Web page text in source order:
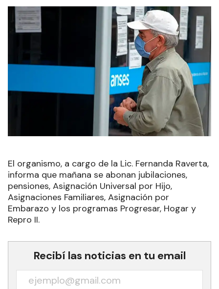
El organismo, a cargo de la Lic. Fernanda Raverta,
informa que mañana se abonan jubilaciones,
pensiones, Asignación Universal por Hijo,
Asignaciones Familiares, Asignación por
Embarazo y los programas Progresar, Hogar y
Repro II.
Recibí las noticias en tu email